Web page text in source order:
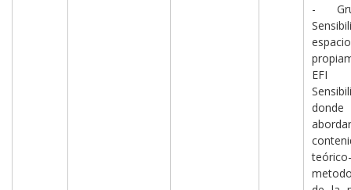
-
espacio
teórico-